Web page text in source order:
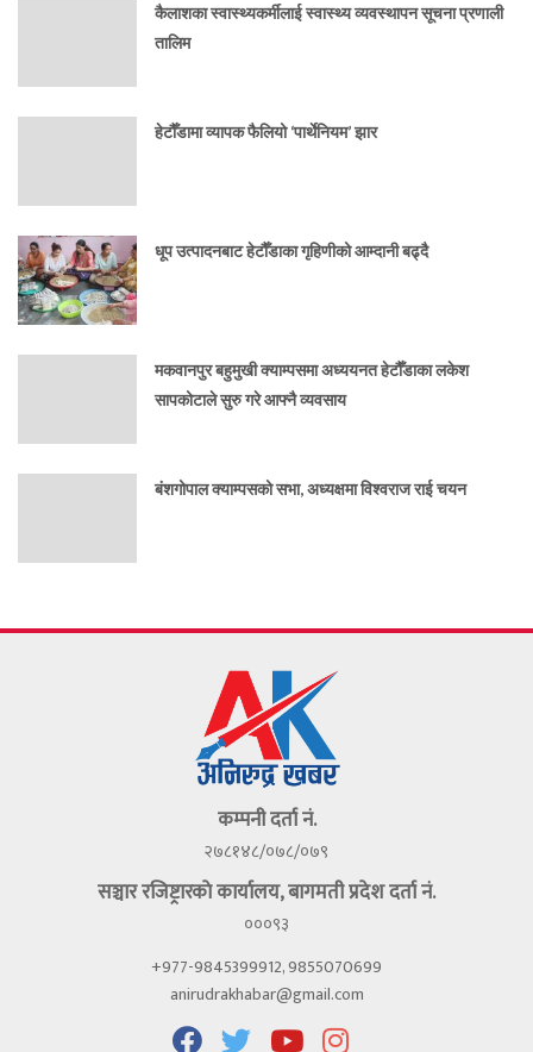
कैलाशका स्वास्थ्यकर्मीलाई स्वास्थ्य व्यवस्थापन सूचना प्रणाली
तालिम
हेटौँडामा व्यापक फैलियो ‘पार्थेनियम’ झार
धूप उत्पादनबाट हेटौँडाका गृहिणीको आम्दानी बढ्दै
मकवानपुर बहुमुखी क्याम्पसमा अध्ययनत हेटौँडाका लकेश
सापकोटाले सुरु गरे आफ्नै व्यवसाय
बंशगोपाल क्याम्पसको सभा, अध्यक्षमा विश्वराज राई चयन
कम्पनी दर्ता नं.
२७८१४८/०७८/०७९
सञ्चार रजिष्ट्रारकाे कार्यालय, बागमती प्रदेश दर्ता नं.
०००९३
+977-9845399912, 9855070699
anirudrakhabar@gmail.com